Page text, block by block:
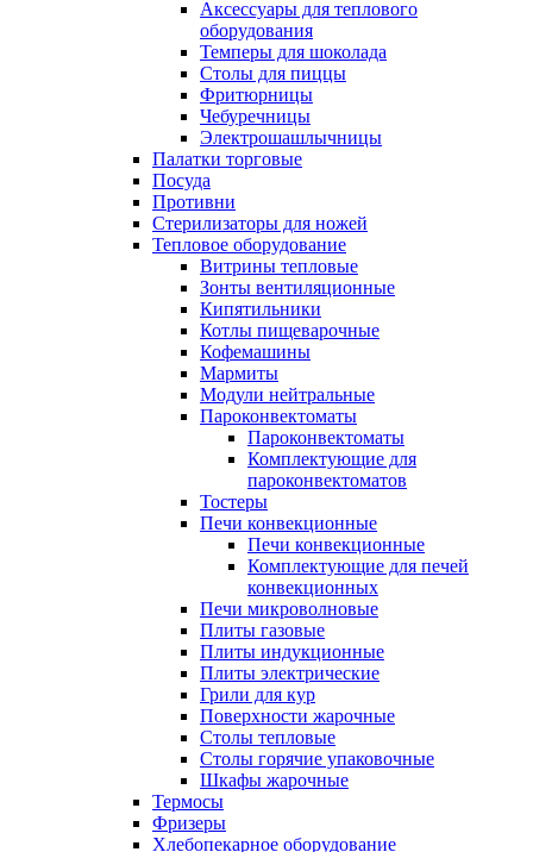
Аксессуары для теплового
оборудования
Темперы для шоколада
Столы для пиццы
Фритюрницы
Чебуречницы
Электрошашлычницы
Палатки торговые
Посуда
Противни
Стерилизаторы для ножей
Тепловое оборудование
Витрины тепловые
Зонты вентиляционные
Кипятильники
Котлы пищеварочные
Кофемашины
Мармиты
Модули нейтральные
Пароконвектоматы
Пароконвектоматы
Комплектующие для
пароконвектоматов
Тостеры
Печи конвекционные
Печи конвекционные
Комплектующие для печей
конвекционных
Печи микроволновые
Плиты газовые
Плиты индукционные
Плиты электрические
Грили для кур
Поверхности жарочные
Столы тепловые
Столы горячие упаковочные
Шкафы жарочные
Термосы
Фризеры
Хлебопекарное оборудование